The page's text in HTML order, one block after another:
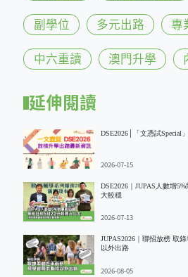
副學位 多元出路 專
中六重讀 澳門升學
延伸閱讀
DSE2026│「文憑試Special
2026-07-15
DSE2026｜JUPAS人數增
大較穩
2026-07-13
JUPAS2026｜聯招放榜 取錄率創近年新低 同學宜尋求聯招
以外出路
2026-08-05